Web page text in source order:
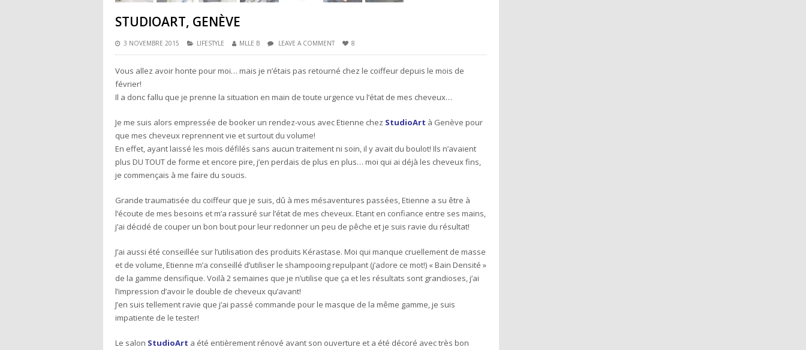
STUDIOART, GENÈVE
3 NOVEMBRE 2015 LIFESTYLE MLLE B LEAVE A COMMENT 8
Vous allez avoir honte pour moi… mais je n’étais pas retourné chez le coiffeur depuis le mois de
février!
Il a donc fallu que je prenne la situation en main de toute urgence vu l’état de mes cheveux…
Je me suis alors empressée de booker un rendez-vous avec Etienne chez StudioArt à Genève pour
que mes cheveux reprennent vie et surtout du volume!
En effet, ayant laissé les mois défilés sans aucun traitement ni soin, il y avait du boulot! Ils n’avaient
plus DU TOUT de forme et encore pire, j’en perdais de plus en plus… moi qui ai déjà les cheveux fins,
je commençais à me faire du soucis.
Grande traumatisée du coiffeur que je suis, dû à mes mésaventures passées, Etienne a su être à
l’écoute de mes besoins et m’a rassuré sur l’état de mes cheveux. Etant en confiance entre ses mains,
j’ai décidé de couper un bon bout pour leur redonner un peu de pêche et je suis ravie du résultat!
J’ai aussi été conseillée sur l’utilisation des produits Kérastase. Moi qui manque cruellement de masse
et de volume, Etienne m’a conseillé d’utiliser le shampooing repulpant (j’adore ce mot!) « Bain Densité »
de la gamme densifique. Voilà 2 semaines que je n’utilise que ça et les résultats sont grandioses, j’ai
l’impression d’avoir le double de cheveux qu’avant!
J’en suis tellement ravie que j’ai passé commande pour le masque de la même gamme, je suis
impatiente de le tester!
Le salon StudioArt a été entièrement rénové avant son ouverture et a été décoré avec très bon